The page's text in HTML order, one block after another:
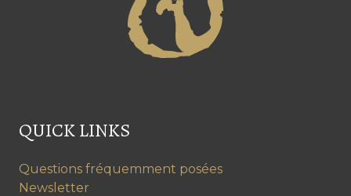
QUICK LINKS
Questions fréquemment posées
Newsletter